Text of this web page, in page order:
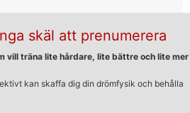
skäl att prenumerera
vill träna lite hårdare, lite bättre och lite mer
kan skaffa dig din drömfysik och behålla